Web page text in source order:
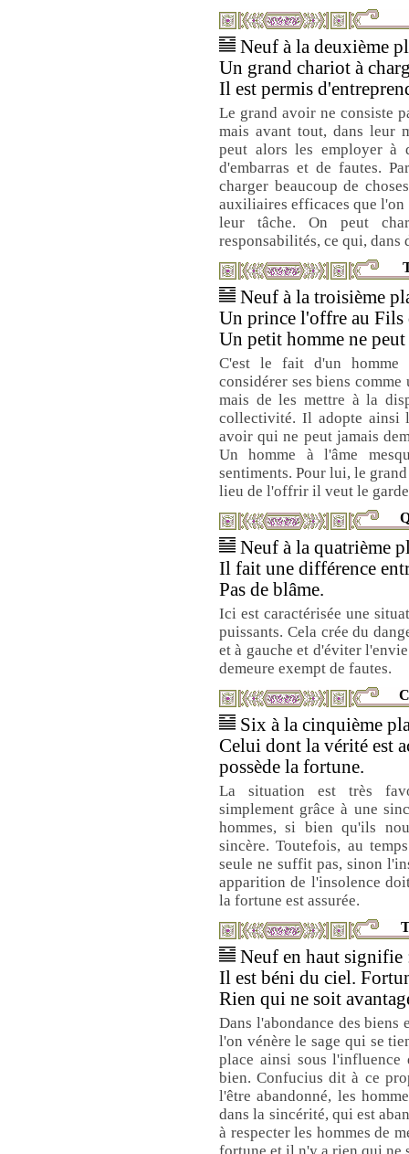
Neuf à la deuxième
Un grand chariot à
Il est permis
Le grand avoir ne consiste
mais avant tout, dans leur
peut alors les employer à
d'embarras et de fautes.
charger beaucoup de
auxiliaires efficaces que l'on
leur tâche. On peut
responsabilités, ce qui, dans
Neuf à la troisième
Un prince l'offre au Fils
Un petit homme ne peut
C'est le fait d'un homme
considérer ses biens
mais de les mettre à la
collectivité. Il adopte ainsi
avoir qui ne peut jamais
Un homme à l'âme
sentiments. Pour lui, le
lieu de l'offrir il veut le
Neuf à la quatrième
Il fait une différence
Pas de blâme.
Ici est caractérisée une
puissants. Cela crée du
et à gauche et d'éviter
demeure exempt de fautes.
Six à la cinquième
Celui dont la vérité est
possède la fortune.
La situation est très
simplement grâce à une
hommes, si bien qu'ils
sincère. Toutefois, au
seule ne suffit pas, sinon
apparition de l'insolence
la fortune est assurée.
Neuf en haut signifie
Il est béni du ciel.
Rien qui ne soit
Dans l'abondance des biens
l'on vénère le sage qui se
place ainsi sous
bien. Confucius dit à ce
l'être abandonné, les
dans la sincérité, qui est
à respecter les hommes de